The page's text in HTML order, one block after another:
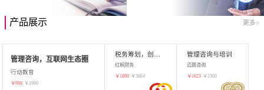
产品展示 更多>
管理咨询，互联网生态圈
行动教育
￥998 ￥ 1980
红枫财务
￥ 1890 ￥5864
管理咨询与培训
迈晨咨询
￥ 1623 ￥2360